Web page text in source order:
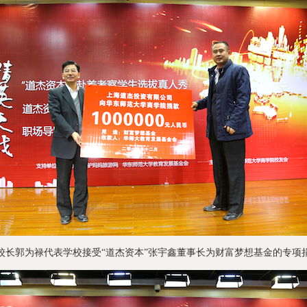
长郭为禄代表学校接受“道杰资本”张宇鑫董事长为财富梦想基金的专项